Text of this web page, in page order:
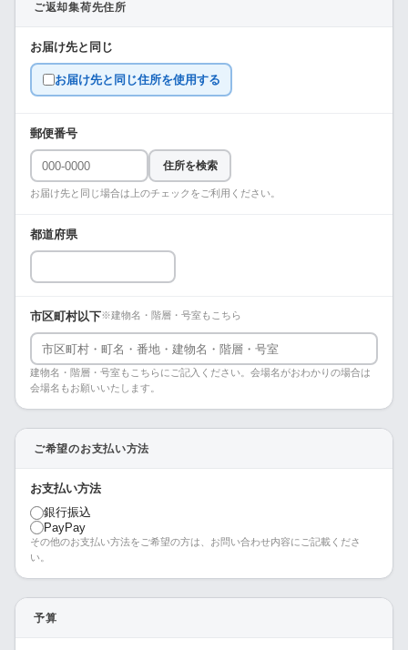
ご返却集荷先住所
お届け先と同じ
お届け先と同じ住所を使用する
郵便番号
住所を検索
お届け先と同じ場合は上のチェックをご利用ください。
都道府県
市区町村以下※建物名・階層・号室もこちら
建物名・階層・号室もこちらにご記入ください。会場名がおわかりの場合は
会場名もお願いいたします。
ご希望のお支払い方法
お支払い方法
銀行振込
PayPay
その他のお支払い方法をご希望の方は、お問い合わせ内容にご記載くださ
い。
予算